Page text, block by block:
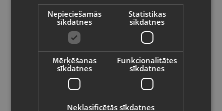
Zelta kulons
valodā
Valsts
Latviešu / Latvian
Nepieciešamās
sīkdatnes
Statistikas
sīkdatnes
Mērķēšanas
sīkdatnes
Funkcionalitātes
sīkdatnes
Neklasificētās sīkdatnes